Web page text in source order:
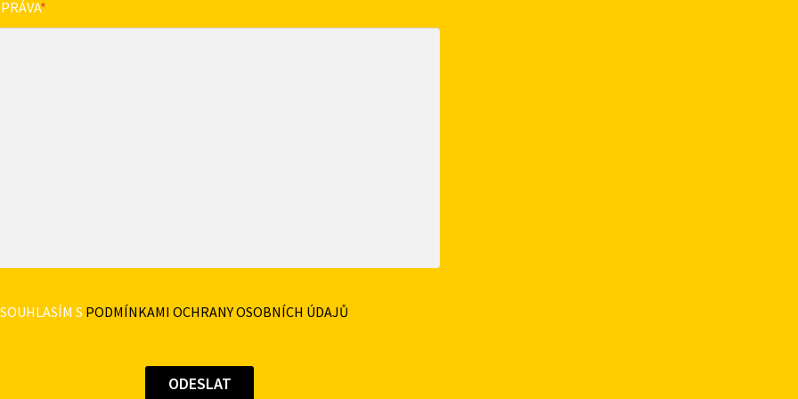
*
SOUHLASÍM S PODMÍNKAMI OCHRANY OSOBNÍCH ÚDAJŮ